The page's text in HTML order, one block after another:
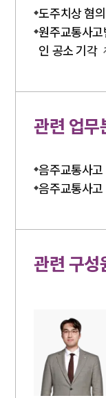
도주치상 혐
원주교통사
인 공소 기각
관련 업무
음주교통사
음주교통사
관련 구성